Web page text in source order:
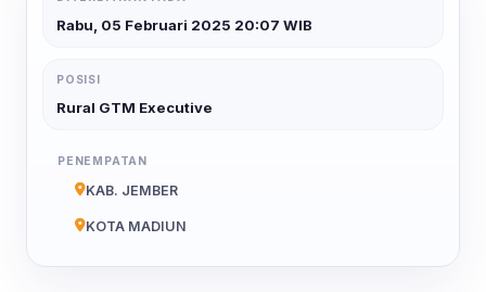
Rabu, 05 Februari 2025 20:07 WIB
POSISI
Rural GTM Executive
PENEMPATAN
KAB. JEMBER
KOTA MADIUN